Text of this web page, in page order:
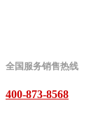
全国服务销售热线
400-873-8568